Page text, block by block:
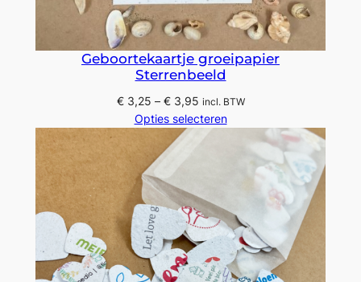
Geboortekaartje groeipapier
Sterrenbeeld
€3,25 – €3,95Prijsklasse:
€ 3,25
tot
incl. BTW
Opties selecteren